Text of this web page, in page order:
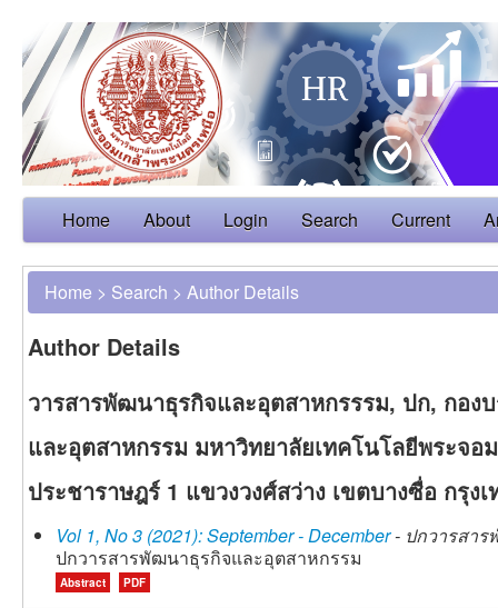
Home About Login Search Current
Home > Search > Author Details
Author Details
วารสารพัฒนาธุรกิจและอุตสาหกรรรม, ปก, กอ
และอุตสาหกรรม มหาวิทยาลัยเทคโนโลยีพระจอ
ประชาราษฎร์ 1 แขวงวงศ์สว่าง เขตบางซื่อ กรุง
Vol 1, No 3 (2021): September - December- ปกวารสาร
ปกวารสารพัฒนาธุรกิจและอุตสาหกรรม
Abstract PDF